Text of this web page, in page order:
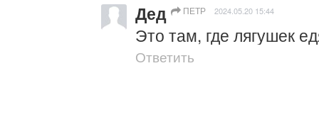
Дед ПЕТР 2024.05.20 15:44
Это там, где лягушек
Ответить